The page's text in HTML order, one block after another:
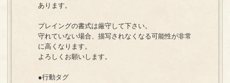
あります。
プレイングの書式は厳守して下さい。
守れていない場合、描写されなくなる可能性が非常
に高くなります。
よろしくお願いします。
●行動タグ